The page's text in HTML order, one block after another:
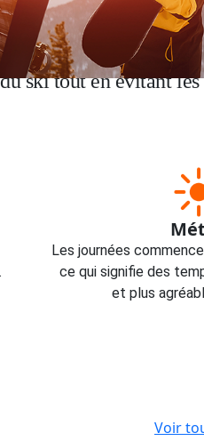
des stations est
ski tout en évitant les
Les journées
ce qui signifie des
et plus
Voir